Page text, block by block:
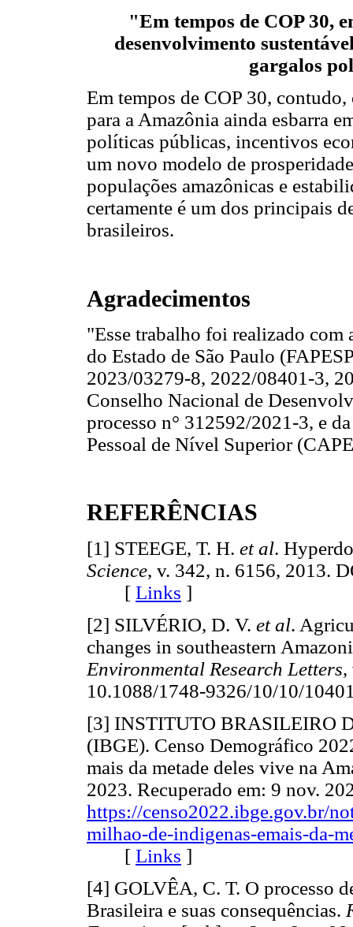
"Em tempos de COP 30,
desenvolvimento
gargalos
Em tempos de COP 30,
para a Amazônia ainda esbarra
políticas públicas, incentivos
um novo modelo de
populações amazônicas e
certamente é um dos principais
brasileiros.
Agradecimentos
"Esse trabalho foi realizado com
do Estado de São Paulo
2023/03279‑8, 2022/08401-3,
Conselho Nacional de
processo n° 312592/2021‑3, e
Pessoal de Nível Superior
REFERÊNCIAS
[1] STEEGE, T. H. et al.
Science, v. 342, n. 6156, 2013.
[ Links ]
[2] SILVÉRIO, D. V. et al.
changes in southeastern
Environmental Research Letters,
10.1088/1748-9326/10/10/
[3] INSTITUTO BRASILEIRO
(IBGE). Censo Demográfico
mais da metade deles vive na
2023. Recuperado em: 9 nov.
https://censo2022.ibge.gov.br/
milhao-de-indigenas-emais-da-
[ Links ]
[4] GOLVÊA, C. T. O processo
Brasileira e suas consequências.